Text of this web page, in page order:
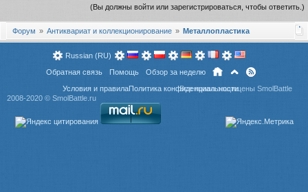
(Вы должны войти или зарегистрироваться, чтобы ответить.)
Форум Антиквариат и коллекционирование Металлопластика
Russian (RU)
Обратная связь
Помощь
Обзор за неделю
Условия и правилаПолитика конфиденциальности
Все права защищены SmolBattle
2008-2020 © SmolBattle.ru